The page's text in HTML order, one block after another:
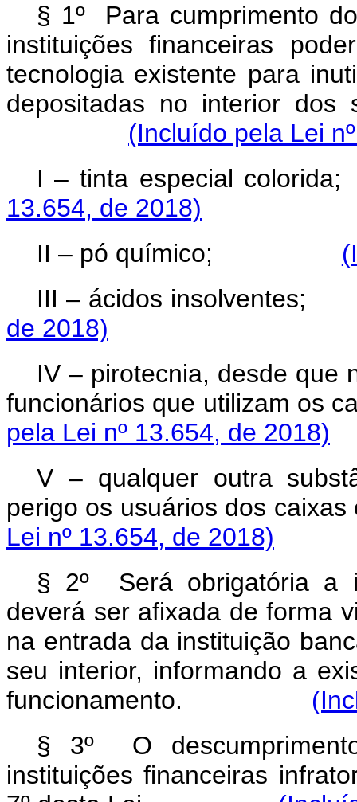
§ 1º Para cumprimento
instituições financeiras
tecnologia existente para
depositadas no interior dos
(Incluído pela Lei
I – tinta especial colorida;
13.654, de 2018)
II – pó químico;
III – ácidos insolventes;
de 2018)
IV – pirotecnia, desde que
funcionários que utilizam os
pela Lei nº 13.654, de 2018)
V – qualquer outra
perigo os usuários dos
Lei nº 13.654, de 2018)
§ 2º Será obrigatória a
deverá ser afixada de forma
na entrada da instituição
seu interior, informando a
funcionamento.
§ 3º O
instituições financeiras